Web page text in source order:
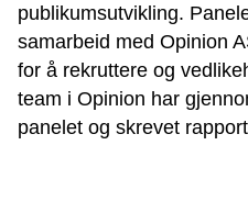
publikumsutvikling.
samarbeid med Opinion
for å rekruttere og
team i Opinion har
panelet og skrevet